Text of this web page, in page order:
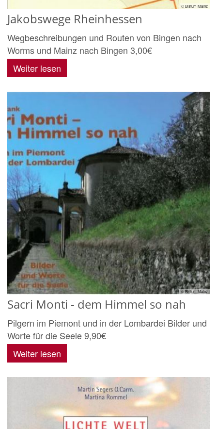
© Bistum Mainz
Jakobswege Rheinhessen
Wegbeschreibungen und Routen von Bingen nach
Worms und Mainz nach Bingen 3,00€
Weiter lesen
© Bistum Mainz
Sacri Monti - dem Himmel so nah
Pilgern im Piemont und in der Lombardei Bilder und
Worte für die Seele 9,90€
Weiter lesen